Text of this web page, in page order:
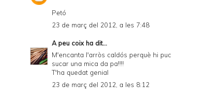
a
n
d
P
D
Petó
23 de març del 2012, a les 7:48
A peu coix ha dit...
M'encanta l'arròs caldós perquè hi puc
sucar una mica da pa!!!!
T'ha quedat genial
23 de març del 2012, a les 8:12